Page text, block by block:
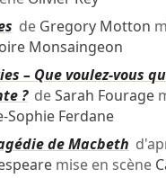
de Gregory Motton
Monsaingeon
– Que voulez-vous
?deSarah Fourage
Sophie Ferdane
de Macbeth
mise en scène